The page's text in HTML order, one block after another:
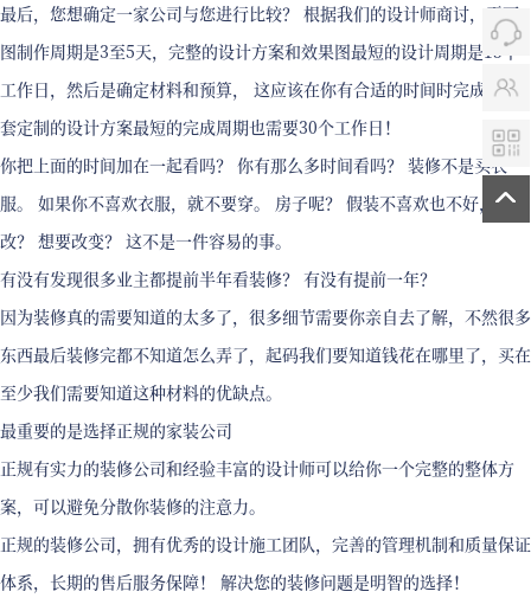
最后，您想确定一家公司与您进行比较？ 根据我们的设计师商讨，平面
图制作周期是3至5天，完整的设计方案和效果图最短的设计周期是15个
工作日，然后是确定材料和预算， 这应该在你有合适的时间时完成！一
套定制的设计方案最短的完成周期也需要30个工作日！
你把上面的时间加在一起看吗？ 你有那么多时间看吗？ 装修不是买衣
服。 如果你不喜欢衣服，就不要穿。 房子呢？ 假装不喜欢也不好，但要
改？ 想要改变？ 这不是一件容易的事。
有没有发现很多业主都提前半年看装修？ 有没有提前一年？
因为装修真的需要知道的太多了，很多细节需要你亲自去了解，不然很多
东西最后装修完都不知道怎么弄了，起码我们要知道钱花在哪里了，买在
至少我们需要知道这种材料的优缺点。
最重要的是选择正规的家装公司
正规有实力的装修公司和经验丰富的设计师可以给你一个完整的整体方
案，可以避免分散你装修的注意力。
正规的装修公司，拥有优秀的设计施工团队，完善的管理机制和质量保证
体系，长期的售后服务保障！ 解决您的装修问题是明智的选择！